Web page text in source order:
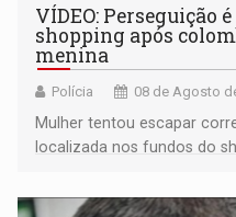
VÍDEO: Perseguição
shopping após
menina
Polícia 08 de Agosto
Mulher tentou escapar
localizada nos fundos do